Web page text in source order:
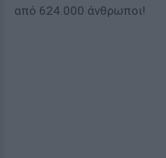
από 624.000 άνθρωποι!